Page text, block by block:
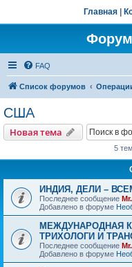
Главная
FAQ
Список форумов
США
Новая тема
5
ИНДИЯ, ДЕЛИ –
Последнее сообщение
Добавлено в форуме
МЕЖДУНАРОДНАЯ
ТРИХОЛОГИ И
Последнее сообщение
Добавлено в форуме